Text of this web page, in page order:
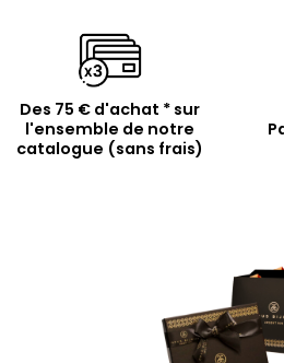
Des 75 € d'achat * sur
l'ensemble de notre
catalogue (sans frais)